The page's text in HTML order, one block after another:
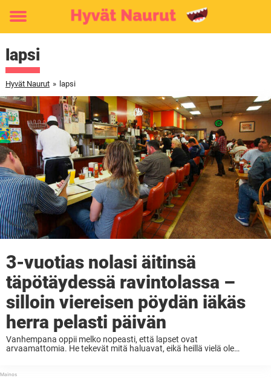
Toggle
lapsi
Hyvät Naurut » lapsi
3-vuotias nolasi äitinsä
täpötäydessä ravintolassa –
silloin viereisen pöydän iäkäs
herra pelasti päivän
Vanhempana oppii melko nopeasti, että lapset ovat
arvaamattomia. He tekevät mitä haluavat, eikä heillä vielä ole
myös ...